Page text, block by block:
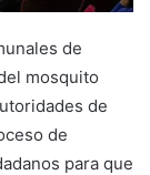
de
mosquito
de
de
para que